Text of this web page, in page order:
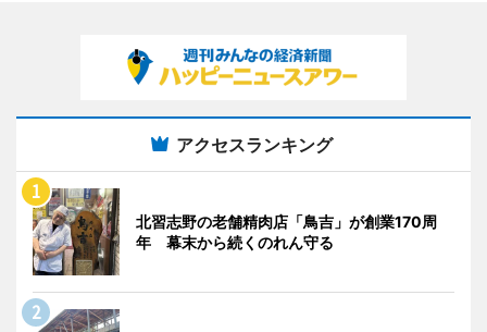
アクセスランキング
北習志野の老舗精肉店「鳥吉」が創業170周
年 幕末から続くのれん守る